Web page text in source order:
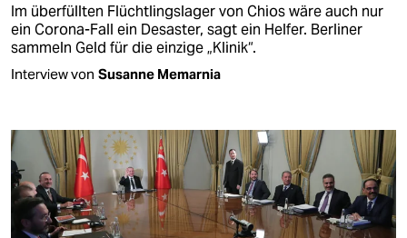
Im überfüllten Flüchtlingslager von Chios wäre auch nur
ein Corona-Fall ein Desaster, sagt ein Helfer. Berliner
sammeln Geld für die einzige „Klinik“.
Interview von Susanne Memarnia